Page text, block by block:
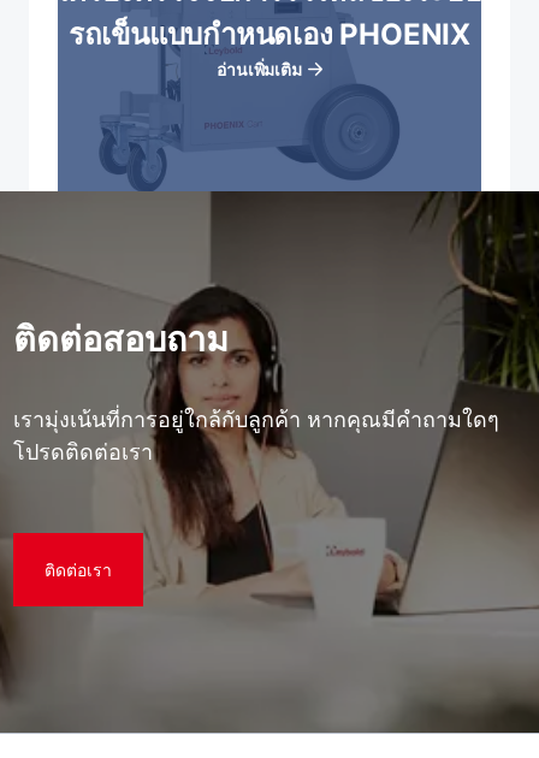
รถเข็นแบบกําหนดเอง PHOENIX
อ่านเพิ่มเติม
ติดต่อสอบถาม
เรามุ่งเน้นที่การอยู่ใกล้กับลูกค้า หากคุณมีคําถามใดๆ
โปรดติดต่อเรา
ติดต่อเรา